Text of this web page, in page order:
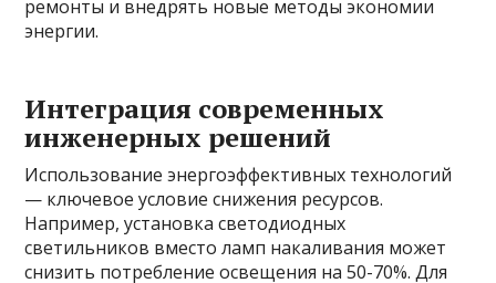
ремонты и внедрять новые методы экономии
энергии.
Интеграция современных
инженерных решений
Использование энергоэффективных технологий
— ключевое условие снижения ресурсов.
Например, установка светодиодных
светильников вместо ламп накаливания может
снизить потребление освещения на 50-70%. Для